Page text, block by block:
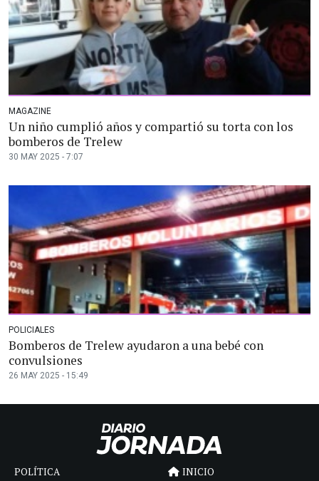
MAGAZINE
Un niño cumplió años y compartió su torta con los
bomberos de Trelew
30 MAY 2025 - 7:07
POLICIALES
Bomberos de Trelew ayudaron a una bebé con
convulsiones
26 MAY 2025 - 15:49
POLÍTICA
INICIO